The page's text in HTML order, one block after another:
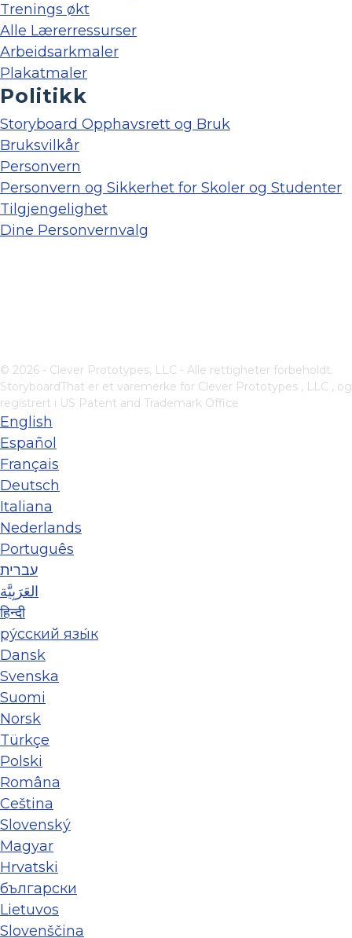
Trenings økt
Alle Lærerressurser
Arbeidsarkmaler
Plakatmaler
Politikk
Storyboard Opphavsrett og Bruk
Bruksvilkår
Personvern
Personvern og Sikkerhet for Skoler og Studenter
Tilgjengelighet
Dine Personvernvalg
© 2026 - Clever Prototypes, LLC - Alle rettigheter forbeholdt.
StoryboardThat er et varemerke for Clever Prototypes , LLC , og
registrert i US Patent and Trademark Office
English
Español
Français
Deutsch
Italiana
Nederlands
Português
עברית
العَرَبِيَّة
हिन्दी
ру́сский язы́к
Dansk
Svenska
Suomi
Norsk
Türkçe
Polski
Româna
Ceština
Slovenský
Magyar
Hrvatski
български
Lietuvos
Slovenščina